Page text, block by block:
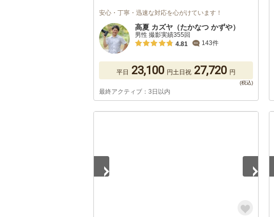
安心・丁寧・迅速な対応を心がけています！
高夏 カズヤ（たかなつ かずや）
男性 撮影実績355回
4.81
143件
平日 23,100 円土日祝 27,720 円
最終アクティブ：3日以内